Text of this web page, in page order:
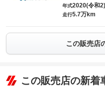
年式2020(令和
走行5.7万km
この販売店
この販売店の新着